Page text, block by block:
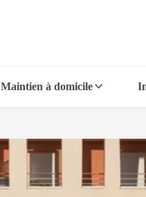
Maintien à domicile